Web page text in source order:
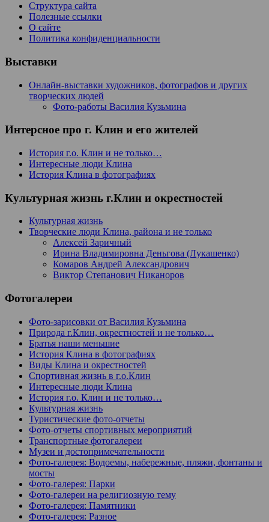
Структура сайта
Полезные ссылки
О сайте
Политика конфиденциальности
Выставки
Онлайн-выставки художников, фотографов и других
творческих людей
Фото-работы Василия Кузьмина
Интерсное про г. Клин и его жителей
История г.о. Клин и не только…
Интересные люди Клина
История Клина в фотографиях
Культурная жизнь г.Клин и окрестностей
Культурная жизнь
Творческие люди Клина, района и не только
Алексей Заричный
Ирина Владимировна Деньгова (Лукашенко)
Комаров Андрей Александрович
Виктор Степанович Никаноров
Фотогалереи
Фото-зарисовки от Василия Кузьмина
Природа г.Клин, окрестностей и не только…
Братья наши меньшие
История Клина в фотографиях
Виды Клина и окрестностей
Спортивная жизнь в г.о.Клин
Интересные люди Клина
История г.о. Клин и не только…
Культурная жизнь
Туристические фото-отчеты
Фото-отчеты спортивных мероприятий
Транспортные фотогалереи
Музеи и достопримечательности
Фото-галерея: Водоемы, набережные, пляжи, фонтаны и
мосты
Фото-галерея: Парки
Фото-галереи на религиозную тему
Фото-галерея: Памятники
Фото-галерея: Разное